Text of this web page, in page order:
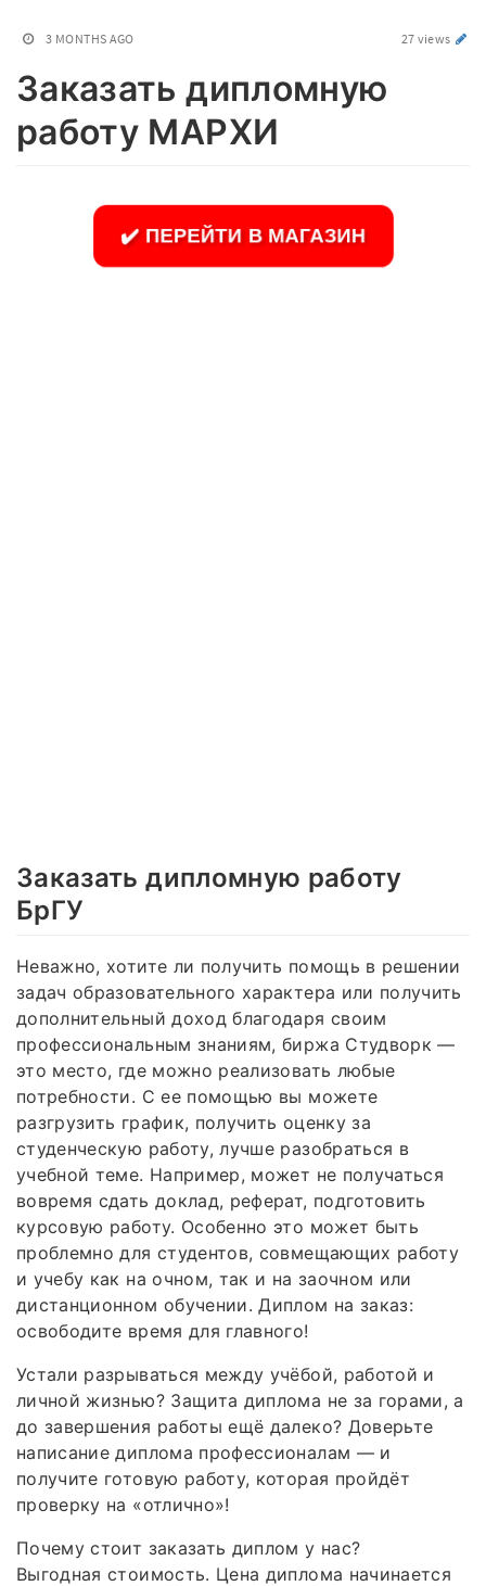
3 MONTHS AGO 27 views
Заказать дипломную
работу МАРХИ
✔️ ПЕРЕЙТИ В МАГАЗИН
Заказать дипломную работу
БрГУ
Неважно, хотите ли получить помощь в решении
задач образовательного характера или получить
дополнительный доход благодаря своим
профессиональным знаниям, биржа Студворк —
это место, где можно реализовать любые
потребности. С ее помощью вы можете
разгрузить график, получить оценку за
студенческую работу, лучше разобраться в
учебной теме. Например, может не получаться
вовремя сдать доклад, реферат, подготовить
курсовую работу. Особенно это может быть
проблемно для студентов, совмещающих работу
и учебу как на очном, так и на заочном или
дистанционном обучении. Диплом на заказ:
освободите время для главного!
Устали разрываться между учёбой, работой и
личной жизнью? Защита диплома не за горами, а
до завершения работы ещё далеко? Доверьте
написание диплома профессионалам — и
получите готовую работу, которая пройдёт
проверку на «отлично»!
Почему стоит заказать диплом у нас?
Выгодная стоимость. Цена диплома начинается